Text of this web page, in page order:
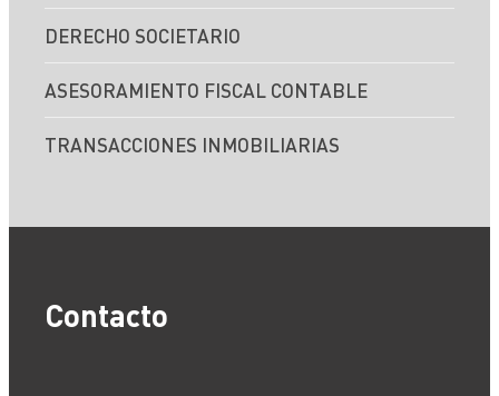
DERECHO SOCIETARIO
ASESORAMIENTO FISCAL CONTABLE
TRANSACCIONES INMOBILIARIAS
Contacto